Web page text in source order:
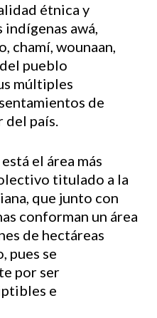
étnica y
awá,
chamí, wounaan,
pueblo
múltiples
de
país.
el área más
titulado a la
que junto con
conforman un área
de hectáreas
pues se
por ser
e